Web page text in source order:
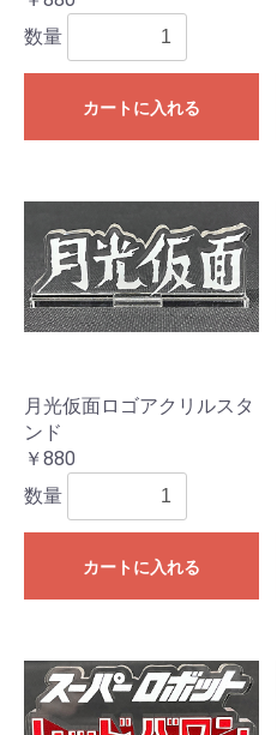
数量
カートに入れる
月光仮面ロゴアクリルスタ
ンド
￥880
数量
カートに入れる